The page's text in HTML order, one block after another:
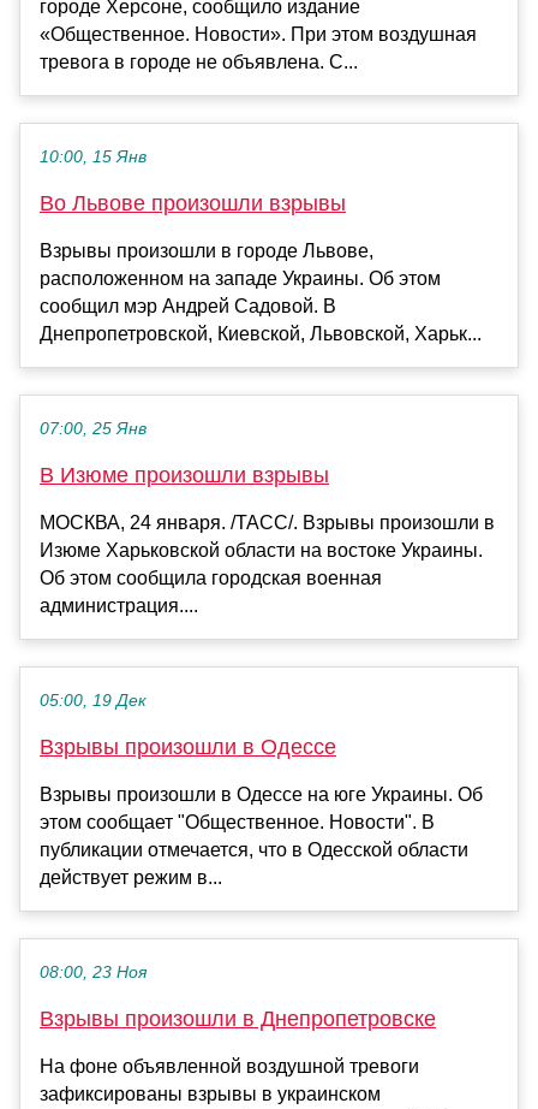
городе Херсоне, сообщило издание
«Общественное. Новости». При этом воздушная
тревога в городе не объявлена. С...
10:00, 15 Янв
Во Львове произошли взрывы
Взрывы произошли в городе Львове,
расположенном на западе Украины. Об этом
сообщил мэр Андрей Садовой. В
Днепропетровской, Киевской, Львовской, Харьк...
07:00, 25 Янв
В Изюме произошли взрывы
МОСКВА, 24 января. /ТАСС/. Взрывы произошли в
Изюме Харьковской области на востоке Украины.
Об этом сообщила городская военная
администрация....
05:00, 19 Дек
Взрывы произошли в Одессе
Взрывы произошли в Одессе на юге Украины. Об
этом сообщает "Общественное. Новости". В
публикации отмечается, что в Одесской области
действует режим в...
08:00, 23 Ноя
Взрывы произошли в Днепропетровске
На фоне объявленной воздушной тревоги
зафиксированы взрывы в украинском